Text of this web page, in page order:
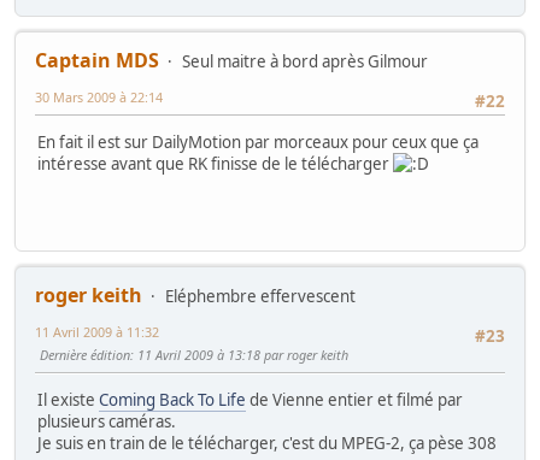
Captain MDS
Seul maitre à bord après Gilmour
#22
30 Mars 2009 à 22:14
En fait il est sur DailyMotion par morceaux pour ceux que ça
intéresse avant que RK finisse de le télécharger
roger keith
Eléphembre effervescent
#23
11 Avril 2009 à 11:32
Dernière édition: 11 Avril 2009 à 13:18 par roger keith
Il existe Coming Back To Life de Vienne entier et filmé par
plusieurs caméras.
Je suis en train de le télécharger, c'est du MPEG-2, ça pèse 308